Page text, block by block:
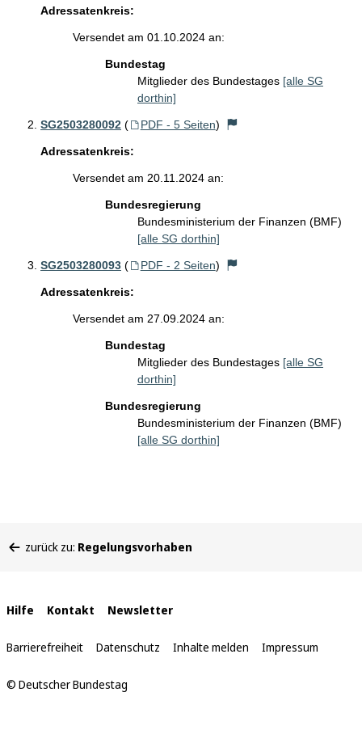
Adressatenkreis:
Versendet am 01.10.2024 an:
Bundestag
Mitglieder des Bundestages [alle SG
dorthin]
SG2503280092 ( PDF - 5 Seiten)
Adressatenkreis:
Versendet am 20.11.2024 an:
Bundesregierung
Bundesministerium der Finanzen (BMF)
[alle SG dorthin]
SG2503280093 ( PDF - 2 Seiten)
Adressatenkreis:
Versendet am 27.09.2024 an:
Bundestag
Mitglieder des Bundestages [alle SG
dorthin]
Bundesregierung
Bundesministerium der Finanzen (BMF)
[alle SG dorthin]
befinden
zurück zu: Regelungsvorhaben
Interne
Links
Hilfe Kontakt Newsletter
Barrierefreiheit Datenschutz Inhalte melden Impressum
© Deutscher Bundestag